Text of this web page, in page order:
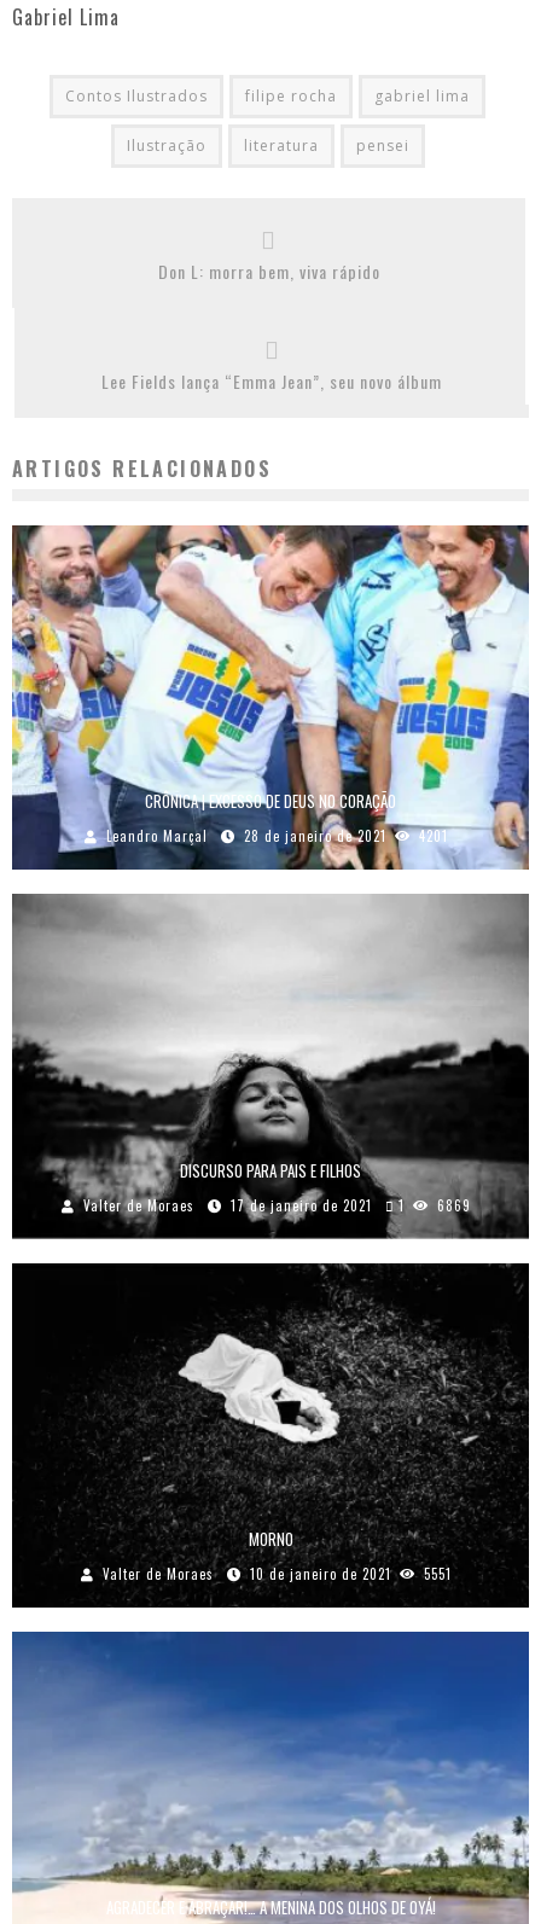
Gabriel Lima
Contos Ilustrados filipe rocha gabriel lima
Ilustração literatura pensei
Don L: morra bem, viva rápido
Lee Fields lança “Emma Jean”, seu novo álbum
ARTIGOS RELACIONADOS
CRÔNICA | EXCESSO DE DEUS NO CORAÇÃO
Leandro Marçal 28 de janeiro de 2021 4201
DISCURSO PARA PAIS E FILHOS
Valter de Moraes 17 de janeiro de 2021 1 6869
MORNO
Valter de Moraes 10 de janeiro de 2021 5551
AGRADECER E ABRAÇAR!… A MENINA DOS OLHOS DE OYÁ!